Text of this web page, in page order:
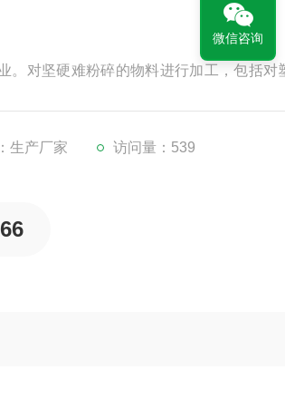
。对坚硬难粉碎的物料进行加工，包括对
生产厂家 访问量：539
微信咨询